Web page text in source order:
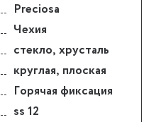
Preciosa
Чехия
стекло, хрусталь
круглая, плоская
Горячая фиксация
ss 12